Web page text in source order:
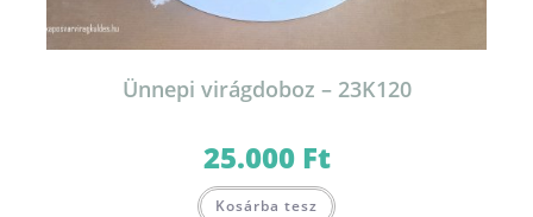
Ünnepi virágdoboz – 23K120
25.000 Ft
Kosárba tesz